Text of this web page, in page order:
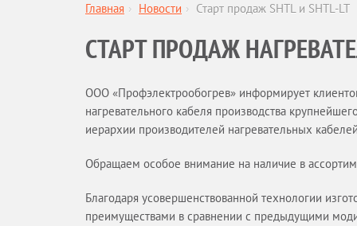
Главная › Новости › Старт продаж SHTL и SHTL-LT
СТАРТ ПРОДАЖ
ООО «Профэлектрообогрев» информирует
нагревательного кабеля производства
иерархии производителей нагревательных
Обращаем особое внимание на наличие в
Благодаря усовершенствованной технологии
преимуществами в сравнении с предыдущими